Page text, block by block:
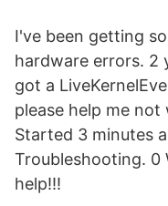
I've been getting
hardware errors. 2
got a
please help me not
Started 3 minutes
Troubleshooting. 0
help!!!